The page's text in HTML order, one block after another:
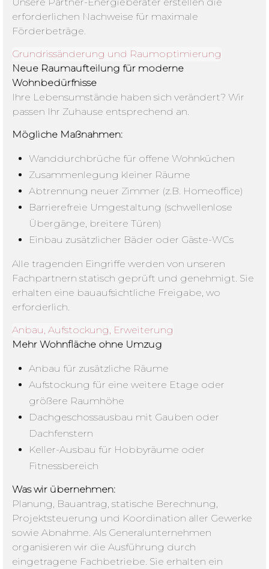
erforderlichen Nachweise für maximale
Förderbeträge.
Grundrissänderung und Raumoptimierung
Neue Raumaufteilung für moderne
Wohnbedürfnisse
Ihre Lebensumstände haben sich verändert? Wir
passen Ihr Zuhause entsprechend an.
Mögliche Maßnahmen:
Wanddurchbrüche für offene Wohnküchen
Zusammenlegung kleiner Räume
Abtrennung neuer Zimmer (z.B. Homeoffice)
Barrierefreie Umgestaltung (schwellenlose
Übergänge, breitere Türen)
Einbau zusätzlicher Bäder oder Gäste-WCs
Alle tragenden Eingriffe werden von unseren
Fachpartnern statisch geprüft und genehmigt. Sie
erhalten eine bauaufsichtliche Freigabe, wo
erforderlich.
Anbau, Aufstockung, Erweiterung
Mehr Wohnfläche ohne Umzug
Anbau für zusätzliche Räume
Aufstockung für eine weitere Etage oder
größere Raumhöhe
Dachgeschossausbau mit Gauben oder
Dachfenstern
Keller-Ausbau für Hobbyräume oder
Fitnessbereich
Was wir übernehmen:
Planung, Bauantrag, statische Berechnung,
Projektsteuerung und Koordination aller Gewerke
sowie Abnahme. Als Generalunternehmen
organisieren wir die Ausführung durch
eingetragene Fachbetriebe. Sie erhalten ein